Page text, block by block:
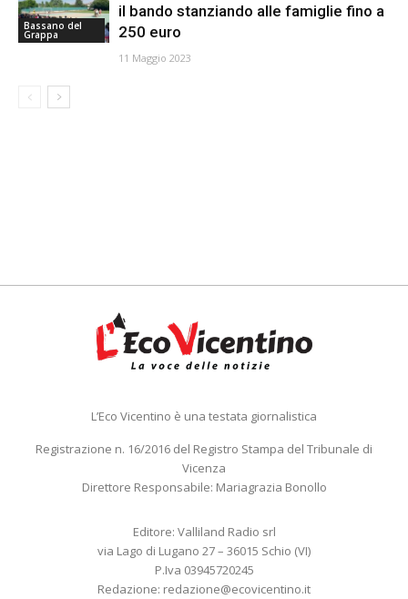
Bassano del
Grappa
il bando stanziando alle famiglie fino a
250 euro
11 Maggio 2023
L’Eco Vicentino è una testata giornalistica
Registrazione n. 16/2016 del Registro Stampa del Tribunale di
Vicenza
Direttore Responsabile: Mariagrazia Bonollo
Editore: Valliland Radio srl
via Lago di Lugano 27 – 36015 Schio (VI)
P.Iva 03945720245
Redazione: redazione@ecovicentino.it